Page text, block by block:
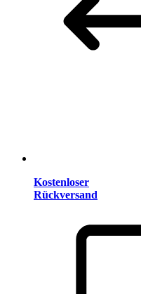
Kostenloser
Rückversand